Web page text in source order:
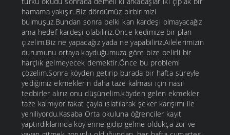
hamama yakışır..Biz dördümüz birbirimizi
bulmuşuz.Bundan sonra belki kan kardeşi olmayacağız
ama hedef kardeşi olabiliriz.Önce kedimize bir plan
çizelim.Biz ne yapacağız yada ne yapabiliriz.Ailelerimizin
durumunu ortaya koyduğumuza göre bize belirli bir
harçlık gelmeyecek demektir.Önce bu problemi
çözelim.Sonra köyden getirip burada bir hafta süreyle
yediğimiz ekmeklerin daha taze kalması için nasıl
tedbirler alırız onu düşünelim.köyden gelen ekmekler
taze kalmıyor fakat çayla ıslatılarak şeker karışımı ile
yeniliyordu.Kasaba Orta okuluna öğrenciler kayıt
yaptırdıklarında köylerine gidip gelme oldukça zor ve